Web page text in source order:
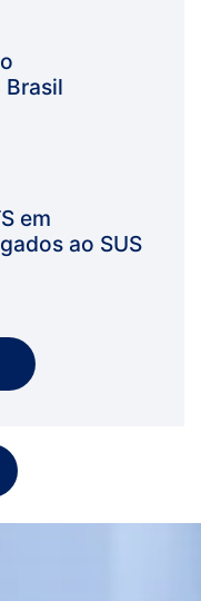
Brasil
em
ao SUS